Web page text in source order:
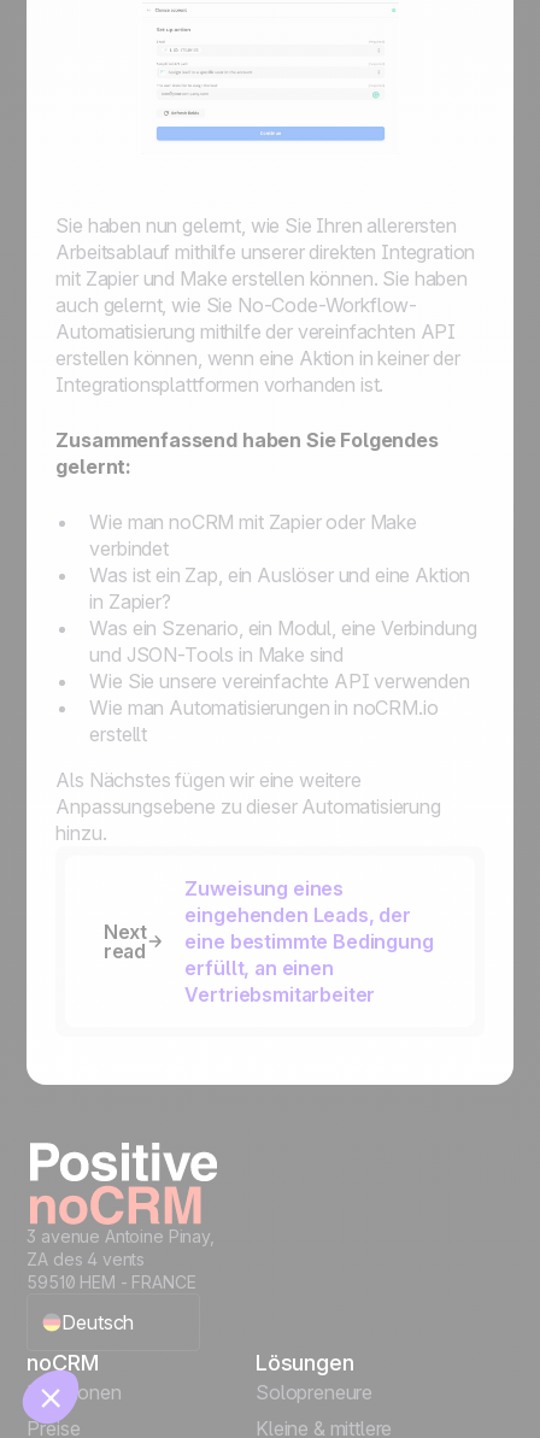
Sie haben nun gelernt, wie Sie Ihren allerersten
Arbeitsablauf mithilfe unserer direkten Integration
mit Zapier und Make erstellen können. Sie haben
auch gelernt, wie Sie No-Code-Workflow-
Automatisierung mithilfe der vereinfachten API
erstellen können, wenn eine Aktion in keiner der
Integrationsplattformen vorhanden ist.
Zusammenfassend haben Sie Folgendes
gelernt:
Wie man noCRM mit Zapier oder Make
verbindet
Was ist ein Zap, ein Auslöser und eine Aktion
in Zapier?
Was ein Szenario, ein Modul, eine Verbindung
und JSON-Tools in Make sind
Wie Sie unsere vereinfachte API verwenden
Wie man Automatisierungen in noCRM.io
erstellt
Als Nächstes fügen wir eine weitere
Anpassungsebene zu dieser Automatisierung
hinzu.
Next
read
Zuweisung eines
eingehenden Leads, der
eine bestimmte Bedingung
erfüllt, an einen
Vertriebsmitarbeiter
3 avenue Antoine Pinay,
ZA des 4 vents
59510 HEM - FRANCE
Deutsch
English
noCRM
Funktionen
Preise
Lösungen
Solopreneure
Kleine & mittlere